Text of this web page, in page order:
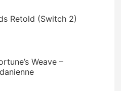
Retold (Switch 2)
Weave –